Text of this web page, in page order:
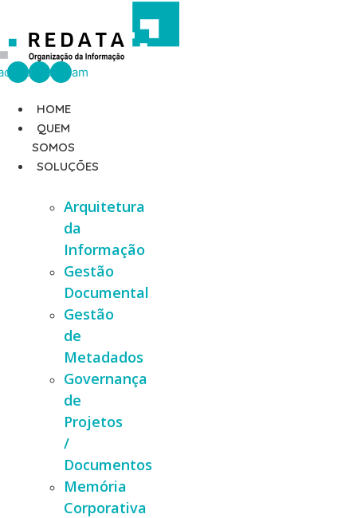
o
conteúdo
LinkedinInstagram
HOME
QUEM
SOMOS
SOLUÇÕES
Arquitetura
da
Informação
Gestão
Documental
Gestão
de
Metadados
Governança
de
Projetos
/
Documentos
Memória
Corporativa